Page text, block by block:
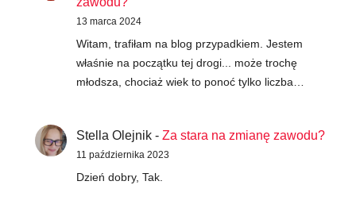
13 marca 2024
Witam, trafiłam na blog przypadkiem. Jestem
właśnie na początku tej drogi... może trochę
młodsza, chociaż wiek to ponoć tylko liczba…
Stella Olejnik - Za stara na zmianę zawodu?
11 października 2023
Dzień dobry, Tak.